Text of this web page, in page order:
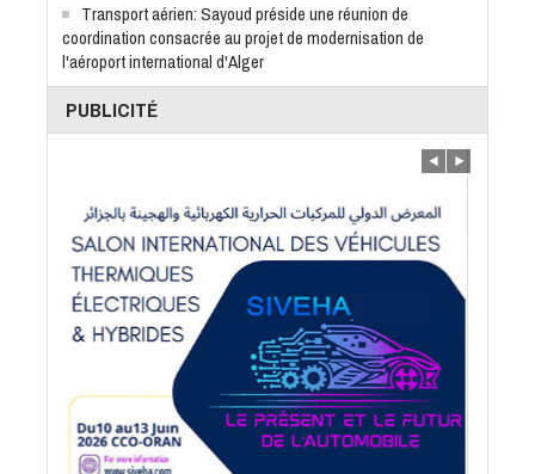
Transport aérien: Sayoud préside une réunion de
coordination consacrée au projet de modernisation de
l'aéroport international d'Alger
PUBLICITÉ